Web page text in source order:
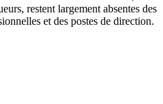
restent largement absentes des
et des postes de direction.